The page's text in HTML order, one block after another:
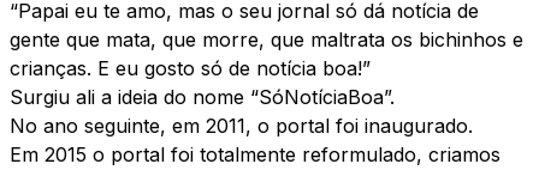
“Papai eu te amo, mas o seu jornal só dá notícia de
gente que mata, que morre, que maltrata os bichinhos e
crianças. E eu gosto só de notícia boa!”
Surgiu ali a ideia do nome “SóNotíciaBoa”.
No ano seguinte, em 2011, o portal foi inaugurado.
Em 2015 o portal foi totalmente reformulado, criamos